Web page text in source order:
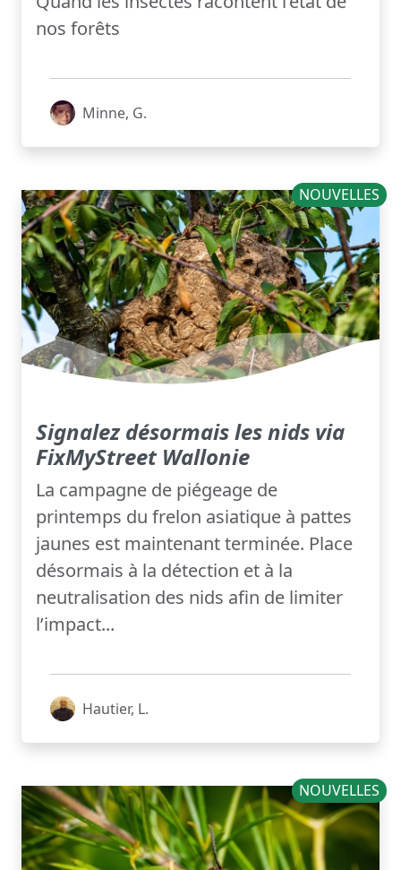
nos forêts
Minne, G.
NOUVELLES
Signalez désormais les nids via
FixMyStreet Wallonie
La campagne de piégeage de
printemps du frelon asiatique à pattes
jaunes est maintenant terminée. Place
désormais à la détection et à la
neutralisation des nids afin de limiter
l’impact...
Hautier, L.
NOUVELLES